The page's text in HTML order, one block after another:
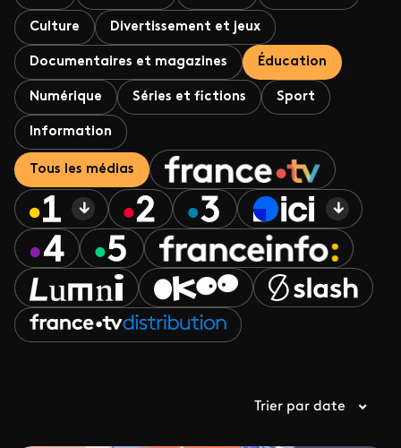
Culture Divertissement et jeux
Documentaires et magazines Éducation
Numérique Séries et fictions Sport
Information
Tous les médias
Trier par date